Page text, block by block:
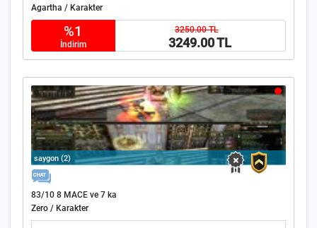
Agartha / Karakter
%1
İndirim
3250.00 TL
3249.00 TL
saygon (2)
83/10 8 MACE ve 7 ka
Zero / Karakter